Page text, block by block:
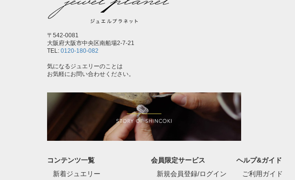
〒542-0081
大阪府大阪市中央区南船場2-7-21
TEL: 0120-180-082
気になるジュエリーのことは
お気軽にお問い合わせください。
コンテンツ一覧
新着ジュエリー
会員限定サービス
新規会員登録/ログイン
ヘルプ&ガイド
ご利用ガイド